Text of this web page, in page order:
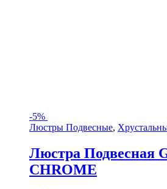
-5%
Люстры Подвесные,
Люстра Подвесная
CHROME